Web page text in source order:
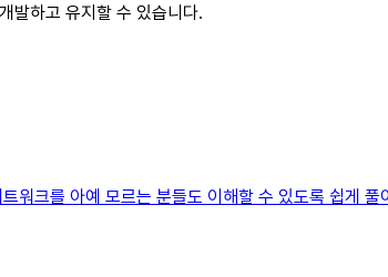
발하고 유지할 수 있습니다.
크를 아예 모르는 분들도 이해할 수 있도록 쉽게